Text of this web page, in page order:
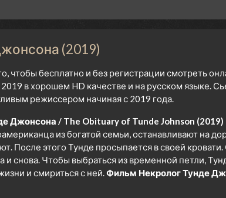
(2019)
чтобы бесплатно и без регистрации смотреть
в хорошем HD качестве и на русском языке.
режиссером начиная с 2019 года.
Джонсона / The Obituary of Tunde Johnson (2019)
из богатой семьи, останавливают на
После этого Тунде просыпается в своей
и снова. Чтобы выбраться из временной петли,
и смириться с ней.Фильм Некролог Тунде